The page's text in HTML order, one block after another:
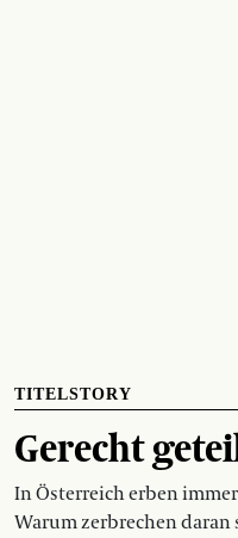
TITELSTORY
Gerecht
In Österreich erben
Warum zerbrechen